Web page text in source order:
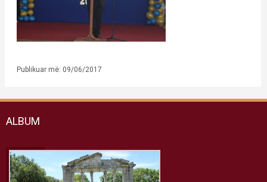
Publikuar më: 09/06/2017
ALBUM